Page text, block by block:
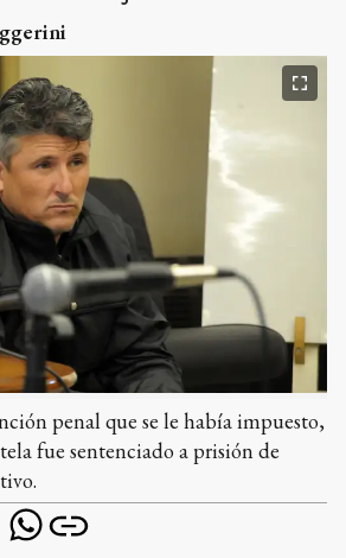
penal que se le había impuesto,
fue sentenciado a prisión de